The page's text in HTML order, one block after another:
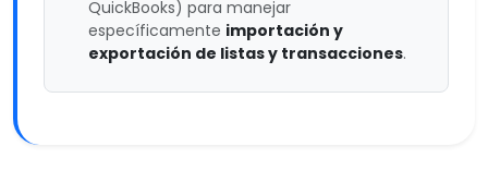
QuickBooks) para manejar
específicamente importación y
exportación de listas y transacciones.